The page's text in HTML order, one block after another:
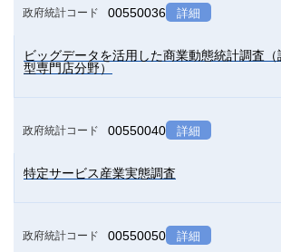
政府統計コード 00550036 詳細
ビッグデータを活用した商業動態統計調査
型専門店分野）
政府統計コード 00550040 詳細
特定サービス産業実態調査
政府統計コード 00550050 詳細